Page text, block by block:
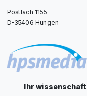
Postfach 1155
D-35406 Hungen
Ihr